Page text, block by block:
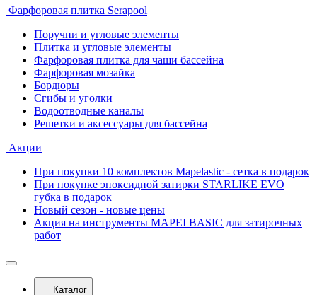
Фарфоровая плитка Serapool
Поручни и угловые элементы
Плитка и угловые элементы
Фарфоровая плитка для чаши бассейна
Фарфоровая мозайка
Бордюры
Сгибы и уголки
Водоотводные каналы
Решетки и аксессуары для бассейна
Акции
При покупки 10 комплектов Mapelastic - сетка в подарок
При покупке эпоксидной затирки STARLIKE EVO
губка в подарок
Новый сезон - новые цены
Акция на инструменты MAPEI BASIC для затирочных
работ
Каталог